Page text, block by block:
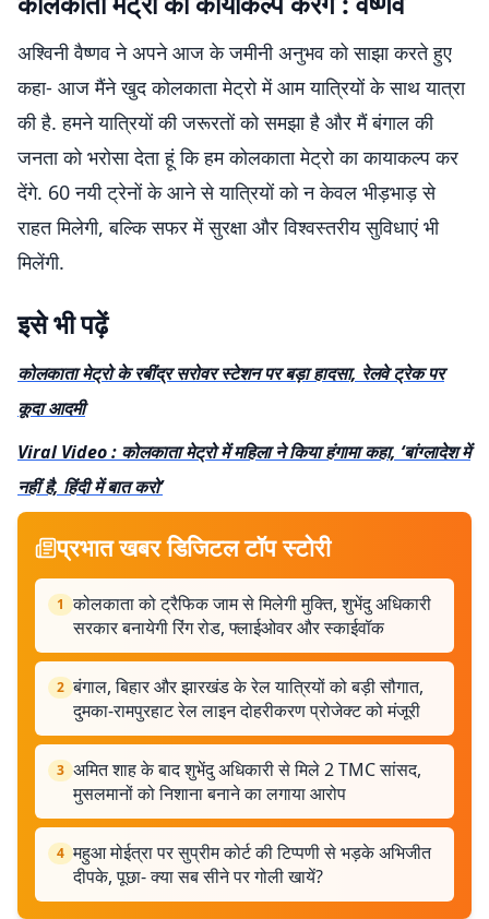
अश्विनी वैष्णव ने अपने आज के जमीनी अनुभव को साझा करते हुए
कहा- आज मैंने खुद कोलकाता मेट्रो में आम यात्रियों के साथ यात्रा
की है. हमने यात्रियों की जरूरतों को समझा है और मैं बंगाल की
जनता को भरोसा देता हूं कि हम कोलकाता मेट्रो का कायाकल्प कर
देंगे. 60 नयी ट्रेनों के आने से यात्रियों को न केवल भीड़भाड़ से
राहत मिलेगी, बल्कि सफर में सुरक्षा और विश्वस्तरीय सुविधाएं भी
मिलेंगी.
इसे भी पढ़ें
कोलकाता मेट्रो के रबींद्र सरोवर स्टेशन पर बड़ा हादसा, रेलवे ट्रेक पर
कूदा आदमी
Viral Video : कोलकाता मेट्रो में महिला ने किया हंगामा कहा, ‘बांग्लादेश में
नहीं है, हिंदी में बात करो’
प्रभात खबर डिजिटल टॉप स्टोरी
1 कोलकाता को ट्रैफिक जाम से मिलेगी मुक्ति, शुभेंदु अधिकारी
सरकार बनायेगी रिंग रोड, फ्लाईओवर और स्काईवॉक
2 बंगाल, बिहार और झारखंड के रेल यात्रियों को बड़ी सौगात,
दुमका-रामपुरहाट रेल लाइन दोहरीकरण प्रोजेक्ट को मंजूरी
3 अमित शाह के बाद शुभेंदु अधिकारी से मिले 2 TMC सांसद,
मुसलमानों को निशाना बनाने का लगाया आरोप
4 महुआ मोईत्रा पर सुप्रीम कोर्ट की टिप्पणी से भड़के अभिजीत
दीपके, पूछा- क्या सब सीने पर गोली खायें?